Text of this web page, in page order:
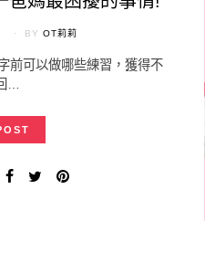
BY OT莉莉
前可以做哪些練習，獲得不
…